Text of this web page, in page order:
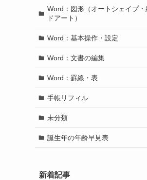
Word：図形（オートシェイプ・
ドアート）
Word：基本操作・設定
Word：文書の編集
Word：罫線・表
手帳リフィル
未分類
誕生年の年齢早見表
新着記事